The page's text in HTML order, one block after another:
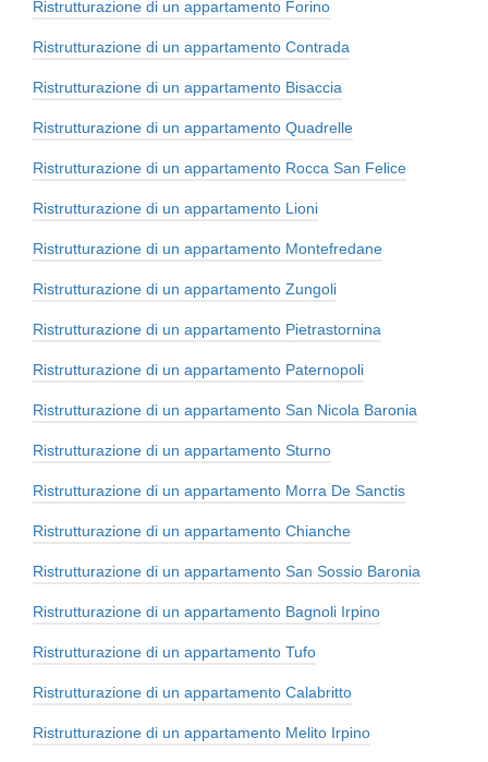
Ristrutturazione di un appartamento Forino
Ristrutturazione di un appartamento Contrada
Ristrutturazione di un appartamento Bisaccia
Ristrutturazione di un appartamento Quadrelle
Ristrutturazione di un appartamento Rocca San Felice
Ristrutturazione di un appartamento Lioni
Ristrutturazione di un appartamento Montefredane
Ristrutturazione di un appartamento Zungoli
Ristrutturazione di un appartamento Pietrastornina
Ristrutturazione di un appartamento Paternopoli
Ristrutturazione di un appartamento San Nicola Baronia
Ristrutturazione di un appartamento Sturno
Ristrutturazione di un appartamento Morra De Sanctis
Ristrutturazione di un appartamento Chianche
Ristrutturazione di un appartamento San Sossio Baronia
Ristrutturazione di un appartamento Bagnoli Irpino
Ristrutturazione di un appartamento Tufo
Ristrutturazione di un appartamento Calabritto
Ristrutturazione di un appartamento Melito Irpino